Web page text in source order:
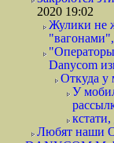
2020 19:02
Жулики не
Danycom
Откуда у
У
Любят наши